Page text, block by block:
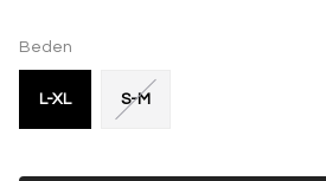
Beden
L-XL S-M